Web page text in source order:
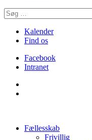
Kalender
Find os
Facebook
Intranet
Fællesskab
Frivillig